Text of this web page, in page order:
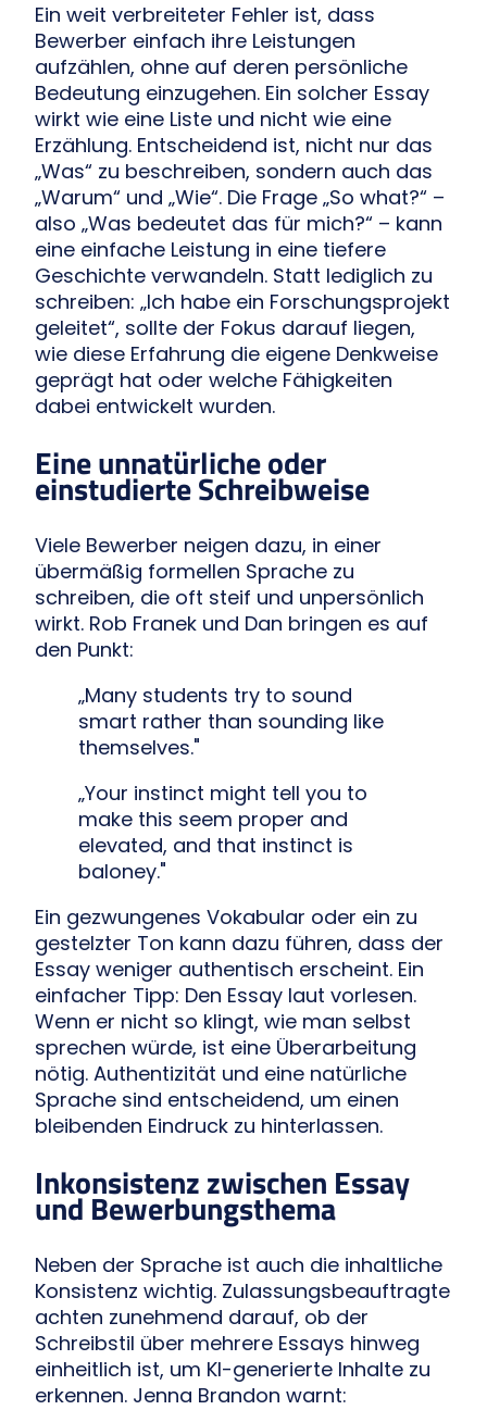
Ein weit verbreiteter Fehler ist, dass
Bewerber einfach ihre Leistungen
aufzählen, ohne auf deren persönliche
Bedeutung einzugehen. Ein solcher Essay
wirkt wie eine Liste und nicht wie eine
Erzählung. Entscheidend ist, nicht nur das
„Was“ zu beschreiben, sondern auch das
„Warum“ und „Wie“. Die Frage „So what?“ –
also „Was bedeutet das für mich?“ – kann
eine einfache Leistung in eine tiefere
Geschichte verwandeln. Statt lediglich zu
schreiben: „Ich habe ein Forschungsprojekt
geleitet“, sollte der Fokus darauf liegen,
wie diese Erfahrung die eigene Denkweise
geprägt hat oder welche Fähigkeiten
dabei entwickelt wurden.
Eine unnatürliche oder
einstudierte Schreibweise
Viele Bewerber neigen dazu, in einer
übermäßig formellen Sprache zu
schreiben, die oft steif und unpersönlich
wirkt. Rob Franek und Dan bringen es auf
den Punkt:
„Many students try to sound
smart rather than sounding like
themselves."
„Your instinct might tell you to
make this seem proper and
elevated, and that instinct is
baloney."
Ein gezwungenes Vokabular oder ein zu
gestelzter Ton kann dazu führen, dass der
Essay weniger authentisch erscheint. Ein
einfacher Tipp: Den Essay laut vorlesen.
Wenn er nicht so klingt, wie man selbst
sprechen würde, ist eine Überarbeitung
nötig. Authentizität und eine natürliche
Sprache sind entscheidend, um einen
bleibenden Eindruck zu hinterlassen.
Inkonsistenz zwischen Essay
und Bewerbungsthema
Neben der Sprache ist auch die inhaltliche
Konsistenz wichtig. Zulassungsbeauftragte
achten zunehmend darauf, ob der
Schreibstil über mehrere Essays hinweg
einheitlich ist, um KI-generierte Inhalte zu
erkennen. Jenna Brandon warnt: